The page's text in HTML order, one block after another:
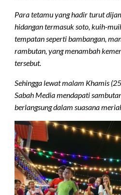
Para tetamu yang hadir turut
hidangan termasuk soto, kuih-
tempatan seperti bambangan,
rambutan, yang menambah
tersebut.
Sehingga lewat malam Khamis
Sabah Media mendapati
berlangsung dalam suasana